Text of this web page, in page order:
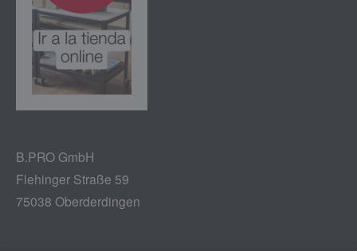
B.PRO GmbH
Flehinger Straße 59
75038 Oberderdingen